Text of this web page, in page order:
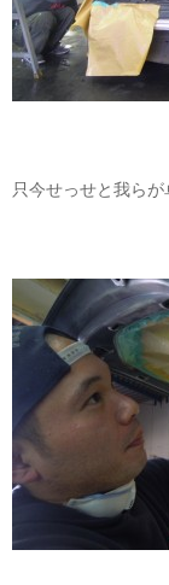
只今せっせと我ら